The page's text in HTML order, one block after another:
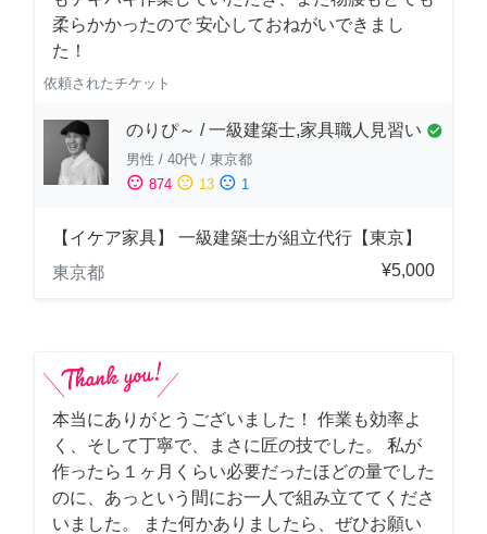
柔らかかったので 安心しておねがいできまし
た！
依頼されたチケット
のりぴ～ / 一級建築士,家具職人見習い check_circle
男性 / 40代 / 東京都
sentiment_satisfied 874 sentiment_neutral 13 sentiment_dissatisfied 1
【イケア家具】 一級建築士が組立代行【東京】
東京都
¥5,000
本当にありがとうございました！ 作業も効率よ
く、そして丁寧で、まさに匠の技でした。 私が
作ったら１ヶ月くらい必要だったほどの量でした
のに、あっという間にお一人で組み立ててくださ
いました。 また何かありましたら、ぜひお願い